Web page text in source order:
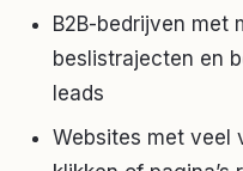
B2B-bedrijven met
beslistrajecten en
leads
Websites met veel